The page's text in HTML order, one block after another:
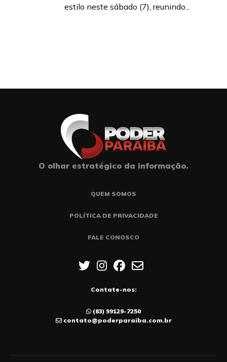
estilo neste sábado (7), reunindo...
O olhar estratégico da informação.
QUEM SOMOS
POLÍTICA DE PRIVACIDADE
FALE CONOSCO
Contate-nos:
(83) 99129-7250
contato@poderparaiba.com.br